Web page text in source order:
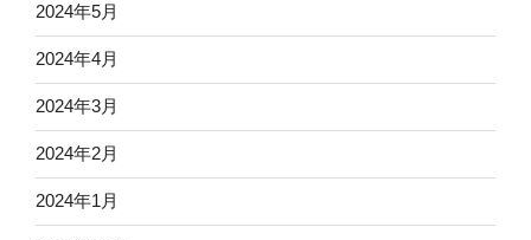
2024年5月
2024年4月
2024年3月
2024年2月
2024年1月